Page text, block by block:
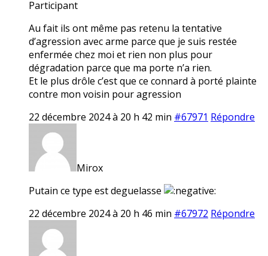
Participant
Au fait ils ont même pas retenu la tentative
d’agression avec arme parce que je suis restée
enfermée chez moi et rien non plus pour
dégradation parce que ma porte n’a rien.
Et le plus drôle c’est que ce connard à porté plainte
contre mon voisin pour agression
22 décembre 2024 à 20 h 42 min #67971 Répondre
Mirox
Putain ce type est deguelasse
22 décembre 2024 à 20 h 46 min #67972 Répondre